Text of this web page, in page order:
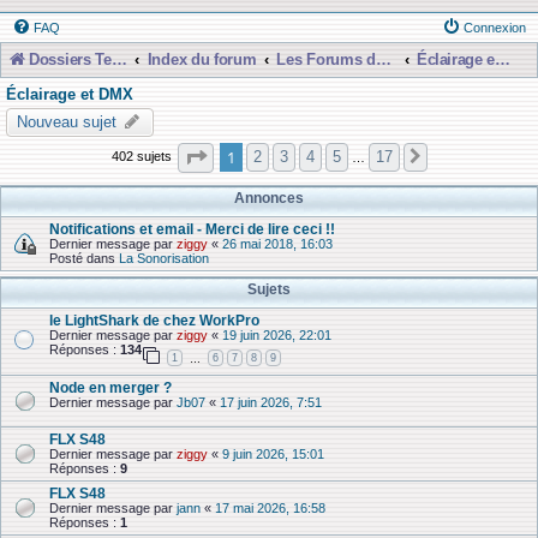
FAQ Connexion
Dossiers Techniques Index du forum Les Forums de Discussions
Éclairage et DMX
Éclairage et DMX
Nouveau sujet
402 sujets Page 1sur17
1 2 3 4 5 17
Annonces
Notifications et email - Merci de lire ceci !!
Dernier message par ziggy « 26 mai 2018, 16:03
Posté dans La Sonorisation
Sujets
le LightShark de chez WorkPro
Dernier message par ziggy « 19 juin 2026, 22:01
Réponses : 134
1 6 7 8 9
Node en merger ?
Dernier message par Jb07 « 17 juin 2026, 7:51
FLX S48
Dernier message par ziggy « 9 juin 2026, 15:01
Réponses : 9
FLX S48
Dernier message par jann « 17 mai 2026, 16:58
Réponses : 1